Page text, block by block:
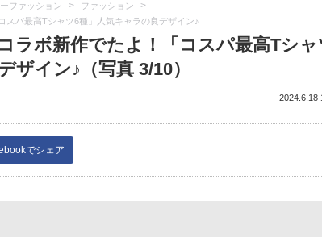
ファッション > ファッション >
スパ最高Tシャツ6種」人気キャラの良デザイン♪
ラボ新作でたよ！「コスパ最高Tシャ
ザイン♪（写真 3/10）
2024.6.18
でシェア